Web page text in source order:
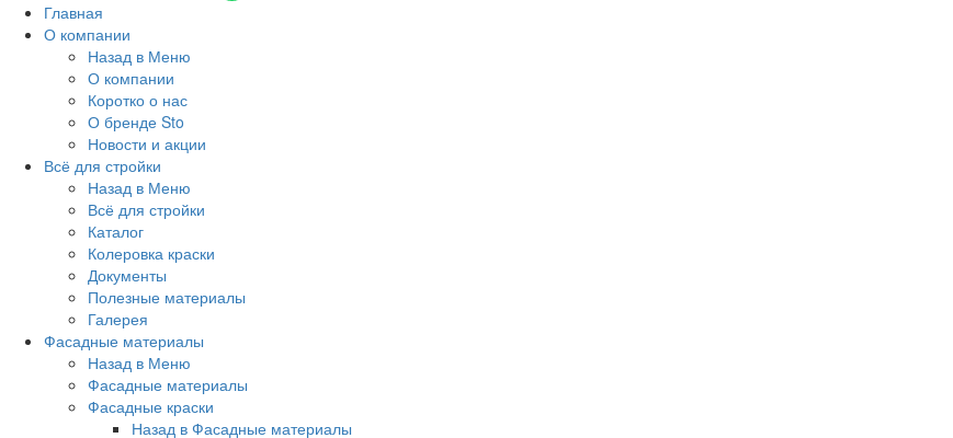
Главная
О компании
Назад в Меню
О компании
Коротко о нас
О бренде Sto
Новости и акции
Всё для стройки
Назад в Меню
Всё для стройки
Каталог
Колеровка краски
Документы
Полезные материалы
Галерея
Фасадные материалы
Назад в Меню
Фасадные материалы
Фасадные краски
Назад в Фасадные материалы